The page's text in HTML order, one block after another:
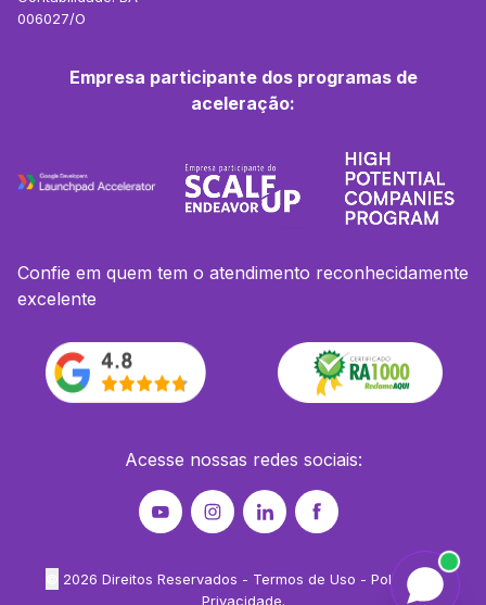
006027/O
Empresa participante dos programas de
aceleração:
Confie em quem tem o atendimento reconhecidamente
excelente
Acesse nossas redes sociais:
2026 Direitos Reservados - Termos de Uso - Política de
Privacidade.